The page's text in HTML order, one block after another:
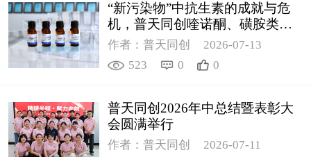
“新污染物”中抗生素的成就与危
机，普天同创喹诺酮、磺胺类质
控新品筑牢环境安全防线
作者：普天同创
2026-07-13
523
0 0
普天同创2026年中总结暨表彰大
会圆满举行
作者：普天同创
2026-07-11